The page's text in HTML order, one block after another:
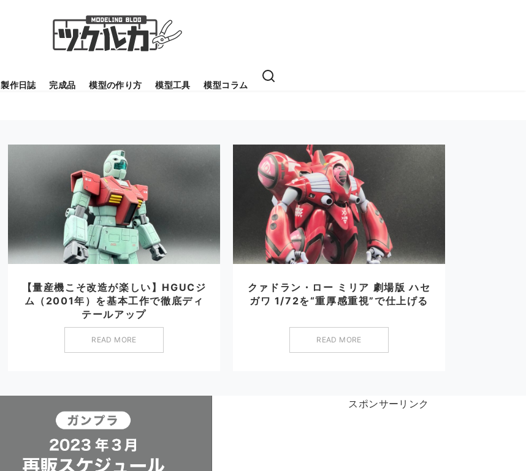
製作日誌 完成品 模型の作り方 模型工具 模型コラム
【量産機こそ改造が楽しい】HGUCジ
ム（2001年）を基本工作で徹底ディ
テールアップ
READ MORE
クァドラン・ロー ミリア 劇場版 ハセ
ガワ 1/72を“重厚感重視”で仕上げる
READ MORE
スポンサーリンク